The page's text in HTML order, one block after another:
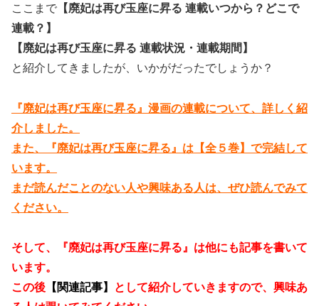
ここまで 【廃妃は再び玉座に昇る 連載いつから？どこで
連載？】
【廃妃は再び玉座に昇る 連載状況・連載期間】
と紹介してきましたが、いかがだったでしょうか？
『廃妃は再び玉座に昇る』漫画の連載について、詳しく紹
介しました。
また、『廃妃は再び玉座に昇る』は【全５巻】で完結して
います。
まだ読んだことのない人や興味ある人は、ぜひ読んでみて
ください。
そして、『廃妃は再び玉座に昇る』は他にも記事を書いて
います。
この後 【関連記事】
として紹介していきますので、興味あ